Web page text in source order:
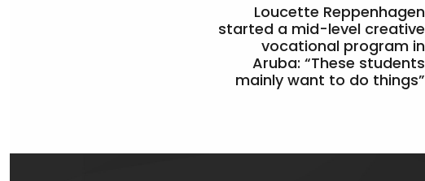
Loucette Reppenhagen
started a mid-level creative
vocational program in
Aruba: “These students
mainly want to do things”